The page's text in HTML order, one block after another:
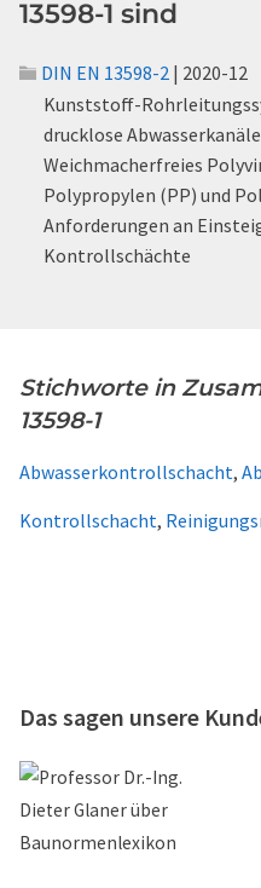
13598-1 sind
DIN EN 13598-2 | 2020-12
Kunststoff-
drucklose
Weichmacherfreies
Polypropylen (PP) und
Anforderungen an
Kontrollschächte
Stichworte in
13598-1
Abwasserkontrollschacht,
Kontrollschacht,
Das sagen unsere